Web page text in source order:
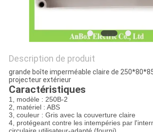
Description de produit
grande boîte imperméable claire de
projecteur extérieur
Caractéristiques
1, modèle : 250B-2
2, matériel : ABS
3, couleur : Gris avec la couverture claire
4, protégeant contre les intempéries par